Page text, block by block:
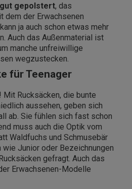
gut gepolstert, das
dem der Erwachsenen
ja auch schon etwas mehr
Auch das Außenmaterial ist
manche unfreiwillige
wegzustecken.
für Teenager
Mit Rucksäcken, die bunte
aussehen, geben sich
ab. Sie fühlen sich fast schon
muss auch die Optik vom
Waldfuchs und Schmusebär
Junior oder Bezeichnungen
gefragt. Auch das
Erwachsenen-Modelle